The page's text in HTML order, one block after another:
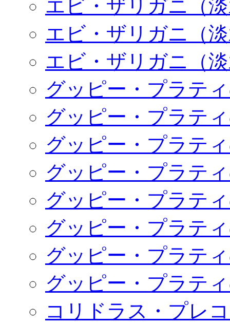
エビ・ザリガニ（
エビ・ザリガニ（
エビ・ザリガニ（
グッピー・プラテ
グッピー・プラテ
グッピー・プラテ
グッピー・プラテ
グッピー・プラテ
グッピー・プラテ
グッピー・プラテ
グッピー・プラテ
コリドラス・プレ